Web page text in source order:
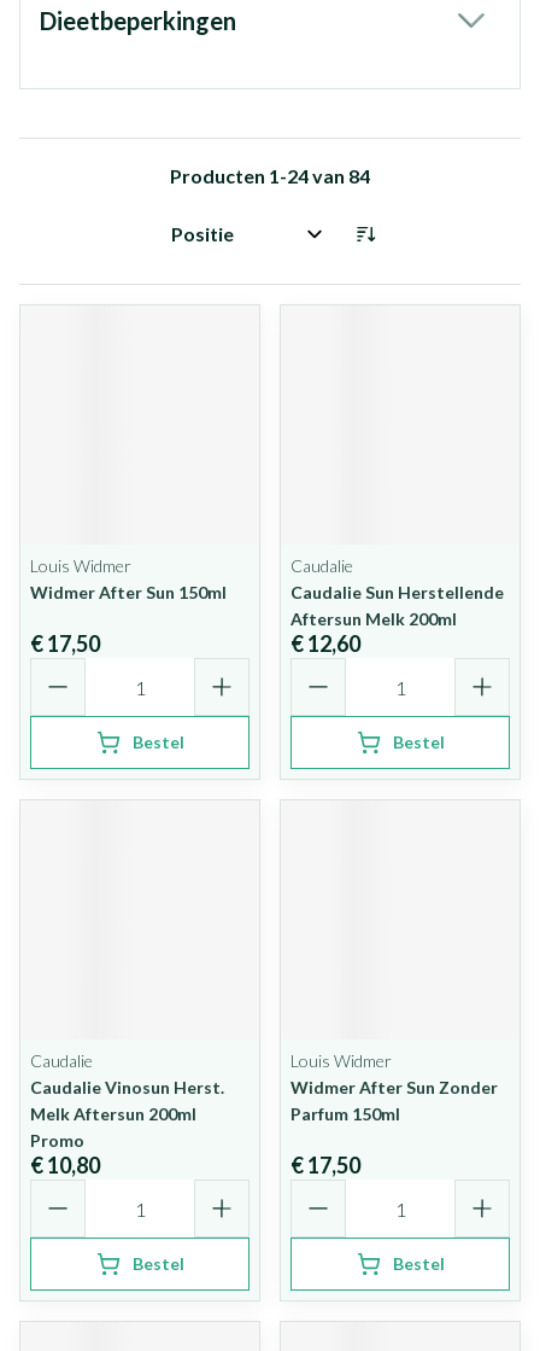
Dieetbeperkingen
Producten 1-24van 84
Sorteer op:
Louis Widmer
Widmer After Sun 150ml
€ 17,50
Bestel
Caudalie
Caudalie Sun Herstellende
Aftersun Melk 200ml
€ 12,60
Bestel
Caudalie
Caudalie Vinosun Herst.
Melk Aftersun 200ml
Promo
€ 10,80
Bestel
Louis Widmer
Widmer After Sun Zonder
Parfum 150ml
€ 17,50
Bestel